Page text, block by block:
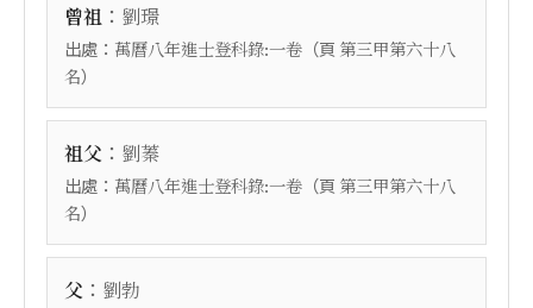
曾祖 ： 劉璟
出處： 萬曆八年進士登科錄:一卷 （頁 第三甲第六十八
名）
祖父 ： 劉蓁
出處： 萬曆八年進士登科錄:一卷 （頁 第三甲第六十八
名）
父 ： 劉勃